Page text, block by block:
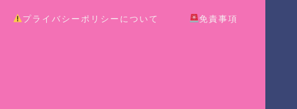
プライバシーポリシーについて 免責事項